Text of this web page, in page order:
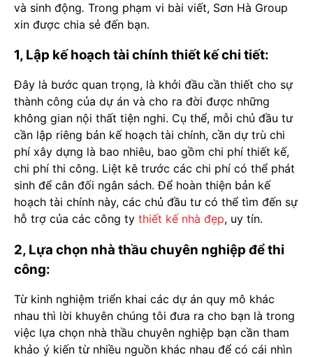
và sinh động. Trong phạm vi bài viết, Sơn Hà Group
xin được chia sẻ đến bạn.
1, Lập kế hoạch tài chính thiết kế chi tiết:
Đây là bước quan trọng, là khởi đầu cần thiết cho sự
thành công của dự án và cho ra đời được những
không gian nội thất tiện nghi. Cụ thể, mỗi chủ đầu tư
cần lập riêng bản kế hoạch tài chính, cần dự trù chi
phí xây dựng là bao nhiêu, bao gồm chi phí thiết kế,
chi phí thi công. Liệt kê trước các chi phí có thể phát
sinh để cân đối ngân sách. Để hoàn thiện bản kế
hoạch tài chính này, các chủ đầu tư có thể tìm đến sự
hỗ trợ của các công ty thiết kế nhà đẹp, uy tín.
2, Lựa chọn nhà thầu chuyên nghiệp để thi
công:
Từ kinh nghiệm triển khai các dự án quy mô khác
nhau thì lời khuyên chúng tôi đưa ra cho bạn là trong
việc lựa chọn nhà thầu chuyên nghiệp bạn cần tham
khảo ý kiến từ nhiều nguồn khác nhau để có cái nhìn